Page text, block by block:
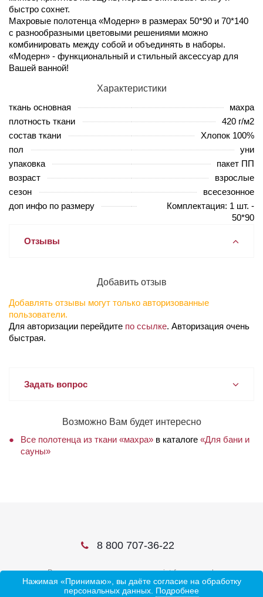
быстро сохнет.
Махровые полотенца «Модерн» в размерах 50*90 и 70*140
с разнообразными цветовыми решениями можно
комбинировать между собой и объединять в наборы.
«Модерн» - функциональный и стильный аксессуар для
Вашей ванной!
Характеристики
ткань основная
махра
плотность ткани
420 г/м2
состав ткани
Хлопок 100%
пол
уни
упаковка
пакет ПП
возраст
взрослые
сезон
всесезонное
доп инфо по размеру
Комплектация: 1 шт. -
50*90
Отзывы
Добавить отзыв
Добавлять отзывы могут только авторизованные
пользователи.
Для авторизации перейдите по ссылке. Авторизация очень
быстрая.
Задать вопрос
Возможно Вам будет интересно
Все полотенца из ткани «махра» в каталоге «Для бани и
сауны»
8 800 707-36-22
В соцсетях ищите нас по слову ivtrf или ивтрф
Нажимая «Принимаю», вы даёте согласие на обработку
персональных данных. Подробнее